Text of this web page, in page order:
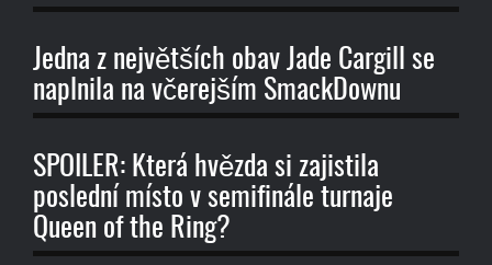
Jedna z největších obav Jade Cargill se
naplnila na včerejším SmackDownu
SPOILER: Která hvězda si zajistila
poslední místo v semifinále turnaje
Queen of the Ring?